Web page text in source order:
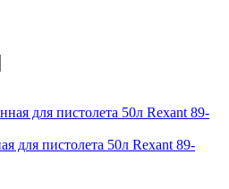
для пистолета 50л Rexant 89-